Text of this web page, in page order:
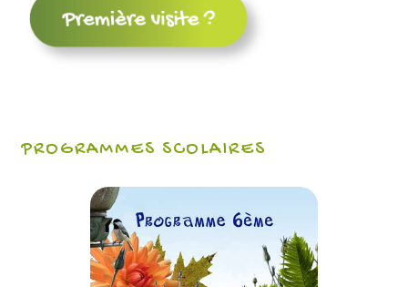
PROGRAMMES SCOLAIRES